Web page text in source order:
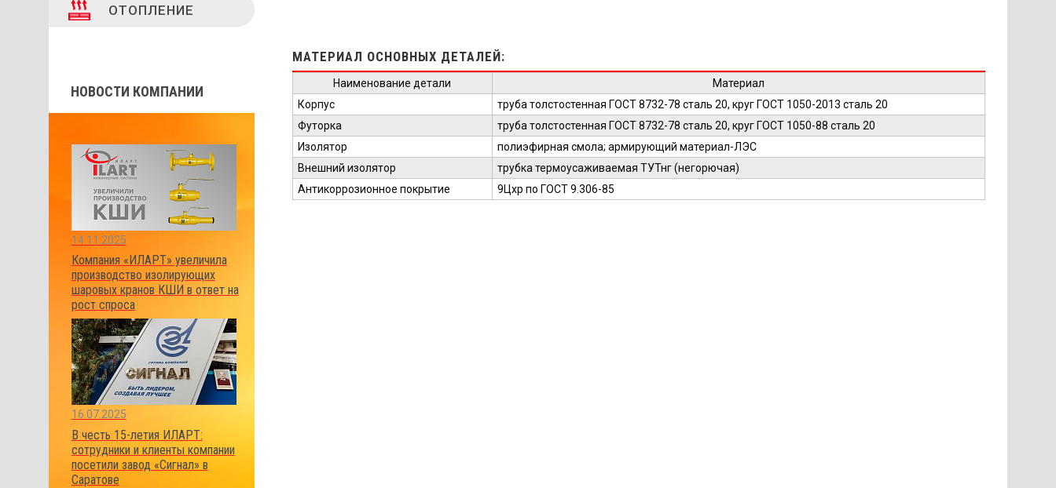
ОТОПЛЕНИЕ
НОВОСТИ КОМПАНИИ
14.11.2025
Компания «ИЛАРТ» увеличила
производство изолирующих
шаровых кранов КШИ в ответ на
рост спроса
16.07.2025
В честь 15-летия ИЛАРТ:
сотрудники и клиенты компании
посетили завод «Сигнал» в
Саратове
МАТЕРИАЛ ОСНОВНЫХ ДЕТАЛЕЙ:
Наименование детали
Материал
Корпус
труба толстостенная ГОСТ 8732-78 сталь 20, круг ГОСТ 1050-2013 сталь 20
Футорка
труба толстостенная ГОСТ 8732-78 сталь 20, круг ГОСТ 1050-88 сталь 20
Изолятор
полиэфирная смола; армирующий материал-ЛЭС
Внешний изолятор
трубка термоусаживаемая ТУТнг (негорючая)
Антикоррозионное покрытие
9Цхр по ГОСТ 9.306-85